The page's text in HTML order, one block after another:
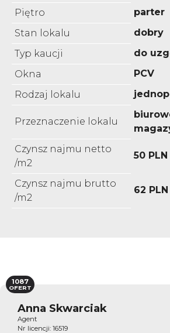
Piętro
parter
Stan lokalu
dobry
Typ kaucji
do
Okna
PCV
Rodzaj lokalu
Przeznaczenie lokalu
Czynsz najmu netto
/m2
50 PLN
Czynsz najmu brutto
/m2
62 PLN
Anna Skwarciak
Agent
Nr licencji: 16519
1087
OFERT